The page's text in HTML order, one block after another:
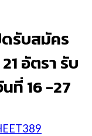
ดรับสมัคร
อัตรา รับ
ที่ 16 -27